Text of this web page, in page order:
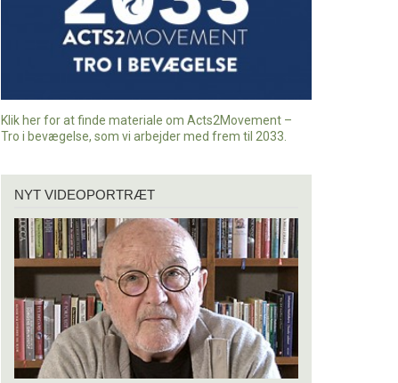
Klik her for at finde materiale om Acts2Movement –
Tro i bevægelse, som vi arbejder med frem til 2033.
videoportræt
NYT VIDEOPORTRÆT